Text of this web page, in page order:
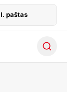
paštas